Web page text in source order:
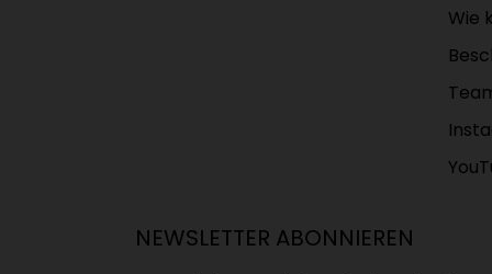
Wie
NEWSLETTER ABONNIEREN